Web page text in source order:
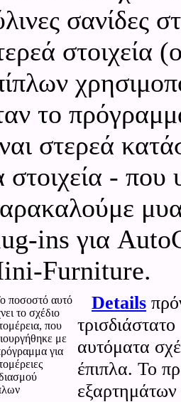
σανίδες
στοιχεία
το
στερεά
στοιχεία - που
ins για
Furniture.
Details
αυτόματα
έπιπλα. Το
εξαρτημάτων